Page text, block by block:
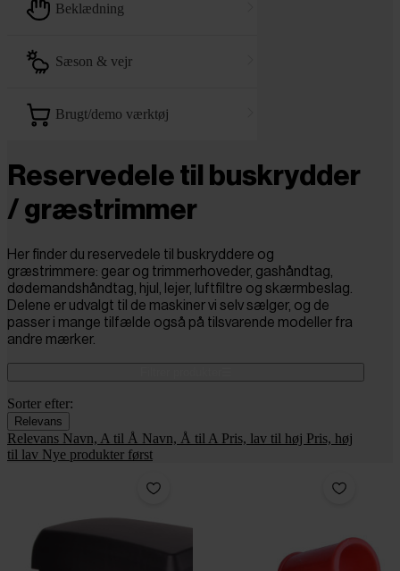
beklædning
sæson & vejr
brugt/demo værktøj
Reservedele til buskrydder
/ græstrimmer
Her finder du reservedele til buskryddere og
græstrimmere: gear og trimmerhoveder, gashåndtag,
dødemandshåndtag, hjul, lejer, luftfiltre og skærmbeslag.
Delene er udvalgt til de maskiner vi selv sælger, og de
passer i mange tilfælde også på tilsvarende modeller fra
andre mærker.
Sorter efter:
Relevans
Relevans Navn, A til Å Navn, Å til A Pris, lav til høj Pris, høj
til lav Nye produkter først